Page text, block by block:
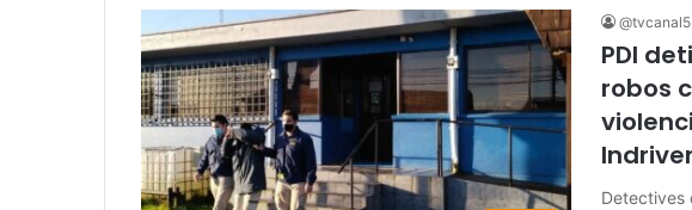
@tvcanal5
PDI
robos
Detectives